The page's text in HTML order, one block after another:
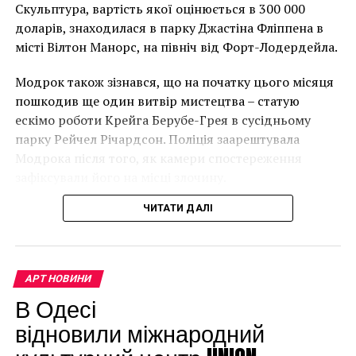
подарок снова напомнил о себе, и вот тогда
пожилой электрик отнес эти работы в Picasso
Administration, дабы оценить их.
року. (Фото Джастіна Талліса / AFP)
В інтерв’ю “Таймс” пан Куттс сказав:
“Спочатку це було
неймовірно, але з
розвитком подій це
стало надзвичайно
впевнений, що Бенксі
усвідомлює
непередбачувані
наслідки для власників
будинків. Якби ми
могли повернути час
Скульптура, вартість якої оцінюється в 300 000
доларів, знаходилася в парку Джастіна Фліппена в
місті Вілтон Манорс, на північ від Форт-Лодердейла.
Модрок також зізнався, що на початку цього місяця
пошкодив ще один витвір мистецтва – статую
ескімо роботи Крейга Берубе-Грея в сусідньому
парку Рейчел Річардсон. Поліція заарештувала
Модрока після того, як камери спостереження
ЧИТАТИ ДАЛІ
АРТ НОВИНИ
В Одесі
відновили міжнародний